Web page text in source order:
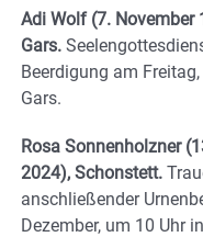
Adi Wolf (7. November
Gars.
Beerdigung am
Gars.
Rosa Sonnenholzner
2024), Schonstett.
anschließender
Dezember, um 10 Uhr